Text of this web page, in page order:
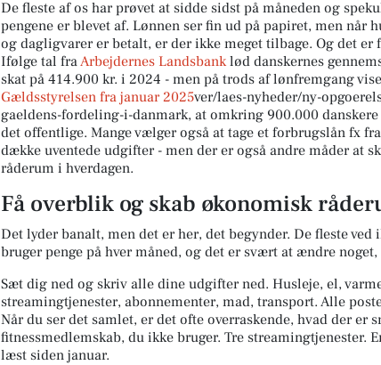
De fleste af os har prøvet at sidde sidst på måneden og
pengene er blevet af. Lønnen ser fin ud på papiret, men når
og dagligvarer er betalt, er der ikke meget tilbage. Og det er
Ifølge tal fraArbejdernes Landsbanklød danskernes
skat på 414.900 kr. i 2024 - men på trods af lønfremgang
Gældsstyrelsen fra januar 2025ver/laes-nyheder/ny-
gaeldens-fordeling-i-danmark, at omkring 900.000
det offentlige. Mange vælger også at tage et forbrugslån fx fra
dække uventede udgifter - men der er også andre måder at
råderum i hverdagen.
Få overblik og skab økonomisk
Det lyder banalt, men det er her, det begynder. De fleste
bruger penge på hver måned, og det er svært at ændre noget,
Sæt dig ned og skriv alle dine udgifter ned. Husleje, el,
streamingtjenester, abonnementer, mad, transport. Alle
Når du ser det samlet, er det ofte overraskende, hvad der er
fitnessmedlemskab, du ikke bruger. Tre streamingtjenester.
læst siden januar.